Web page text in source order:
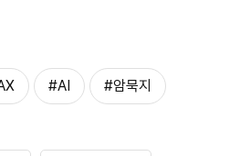
#AI #암묵지